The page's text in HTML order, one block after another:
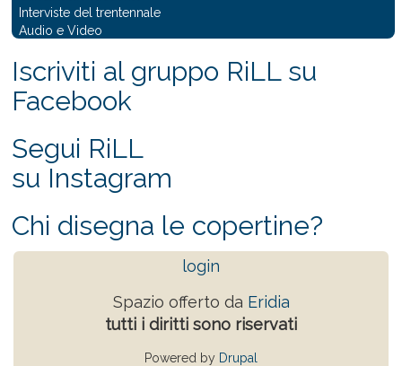
Interviste del trentennale
Audio e Video
Iscriviti al gruppo RiLL su
Facebook
Segui RiLL
su Instagram
Chi disegna le copertine?
login
Spazio offerto da Eridia
tutti i diritti sono riservati
Powered by Drupal